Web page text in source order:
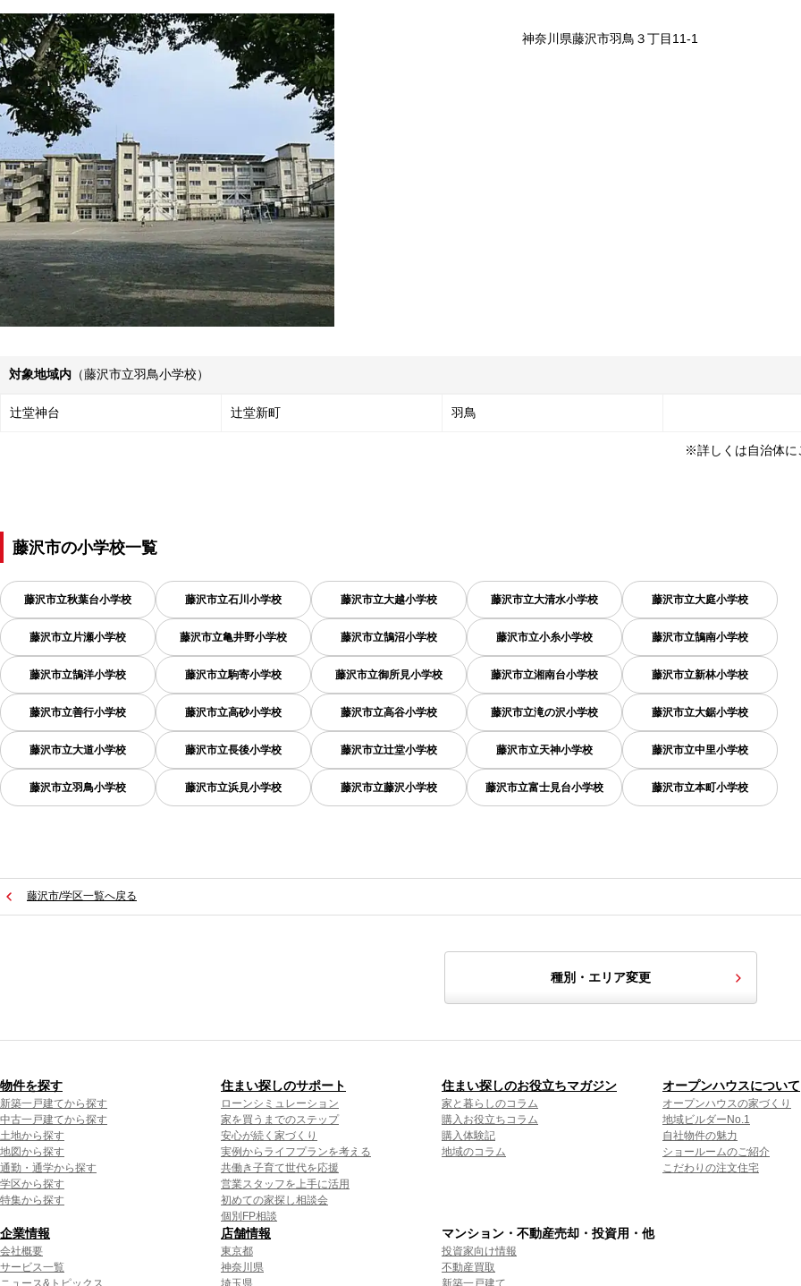
神奈川県藤沢市羽鳥３丁目11-1
対象地域内 （藤沢市立羽鳥小学校）
辻堂神台 辻堂新町 羽鳥
※詳しくは自治体に
藤沢市の小学校一覧
藤沢市立秋葉台小学校 藤沢市立石川小学校 藤沢市立大越小学校 藤沢市立大清水小学校 藤沢市立大庭小学校
藤沢市立片瀬小学校 藤沢市立亀井野小学校 藤沢市立鵠沼小学校 藤沢市立小糸小学校 藤沢市立鵠南小学校
藤沢市立鵠洋小学校 藤沢市立駒寄小学校 藤沢市立御所見小学校 藤沢市立湘南台小学校 藤沢市立新林小学校
藤沢市立善行小学校 藤沢市立高砂小学校 藤沢市立高谷小学校 藤沢市立滝の沢小学校 藤沢市立大鋸小学校
藤沢市立大道小学校 藤沢市立長後小学校 藤沢市立辻堂小学校 藤沢市立天神小学校 藤沢市立中里小学校
藤沢市立羽鳥小学校 藤沢市立浜見小学校 藤沢市立藤沢小学校 藤沢市立富士見台小学校 藤沢市立本町小学校
藤沢市/学区一覧へ戻る
種別・エリア変更
物件を探す
新築一戸建てから探す
中古一戸建てから探す
土地から探す
地図から探す
通勤・通学から探す
学区から探す
特集から探す
住まい探しのサポート
ローンシミュレーション
家を買うまでのステップ
安心が続く家づくり
実例からライフプランを考える
共働き子育て世代を応援
営業スタッフを上手に活用
初めての家探し相談会
個別FP相談
住まい探しのお役立ちマガジン
家と暮らしのコラム
購入お役立ちコラム
購入体験記
地域のコラム
オープンハウスについて
オープンハウスの家づくり
地域ビルダーNo.1
自社物件の魅力
ショールームのご紹介
こだわりの注文住宅
企業情報
会社概要
サービス一覧
ニュース&トピックス
店舗情報
東京都
神奈川県
埼玉県
マンション・不動産売却・投資用・他
投資家向け情報
不動産買取
新築一戸建て